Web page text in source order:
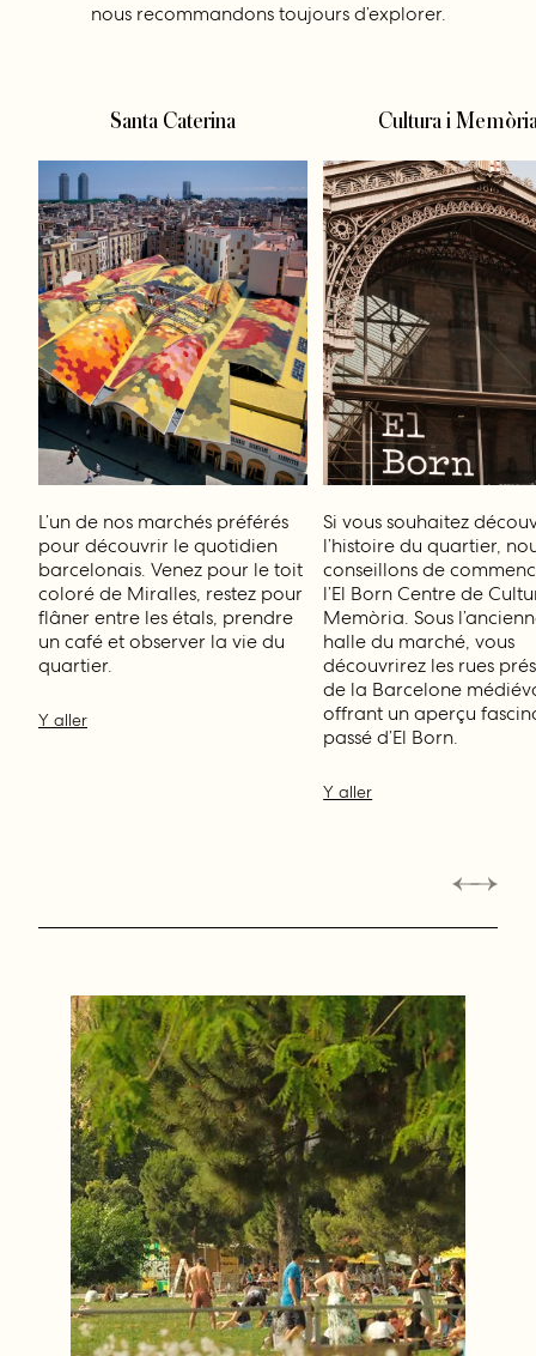
nous recommandons toujours d’explorer.
Santa Caterina
L’un de nos marchés préférés
pour découvrir le quotidien
barcelonais. Venez pour le toit
coloré de Miralles, restez pour
flâner entre les étals, prendre
un café et observer la vie du
quartier.
Y aller
Cultura i
Si vous souhaitez
l’histoire du quartier,
conseillons de
l’El Born Centre de
Memòria. Sous
halle du marché, vous
découvrirez les rues
de la Barcelone
offrant un aperçu
passé d’El Born.
Y aller